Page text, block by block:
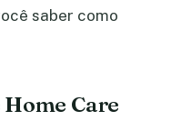
saber como
Care